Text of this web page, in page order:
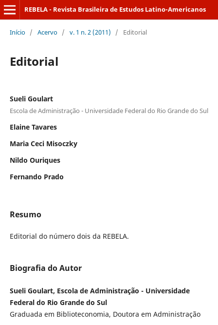
REBELA - Revista Brasileira de Estudos Latino-Americanos
Início / Acervo / v. 1 n. 2 (2011) / Editorial
Editorial
Sueli Goulart
Escola de Administração - Universidade Federal do Rio Grande do Sul
Elaine Tavares
Maria Ceci Misoczky
Nildo Ouriques
Fernando Prado
Resumo
Editorial do número dois da REBELA.
Biografia do Autor
Sueli Goulart, Escola de Administração - Universidade
Federal do Rio Grande do Sul
Graduada em Biblioteconomia, Doutora em Administração